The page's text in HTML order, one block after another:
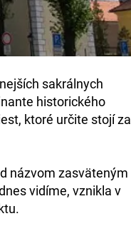
sakrálnych
historického
ktoré určite stojí za
názvom zasväteným
vidíme, vznikla v